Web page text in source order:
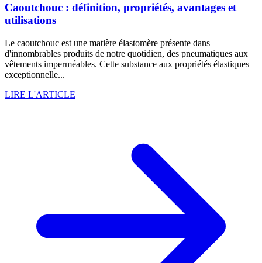
Caoutchouc : définition, propriétés, avantages et
utilisations
Le caoutchouc est une matière élastomère présente dans
d'innombrables produits de notre quotidien, des pneumatiques aux
vêtements imperméables. Cette substance aux propriétés élastiques
exceptionnelle...
LIRE L'ARTICLE